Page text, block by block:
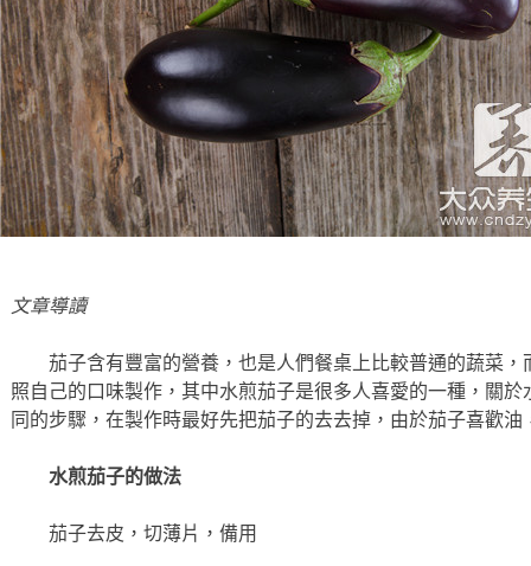
文章導讀
茄子含有豐富的營養，也是人們餐桌上比較普通的蔬菜
照自己的口味製作，其中水煎茄子是很多人喜愛的一種，關
同的步驟，在製作時最好先把茄子的去去掉，由於茄子喜歡
水煎茄子的做法
茄子去皮，切薄片，備用